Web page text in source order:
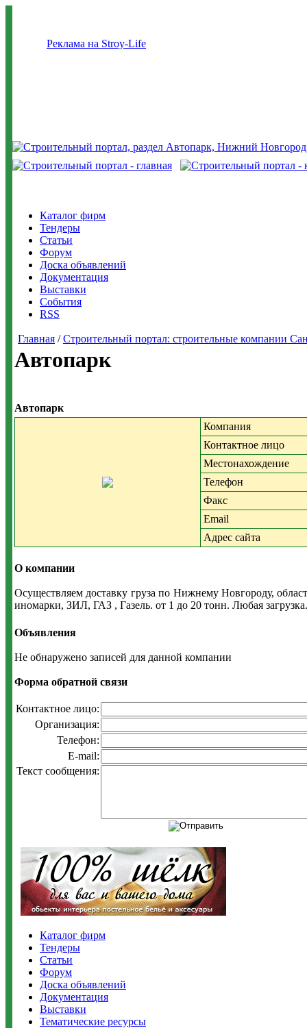
Реклама на Stroy-Life
Каталог фирм
Тендеры
Статьи
Форум
Доска объявлений
Документация
Выставки
События
RSS
Главная /Строительный портал: строительные компании
Автопарк
Автопарк
Компания
Контактное лицо
Местонахождение
Телефон
Факс
Email
Адрес сайта
О компании
Осуществляем доставку груза по Нижнему Новгороду,
иномарки, ЗИЛ, ГАЗ , Газель. от 1 до 20 тонн. Любая загрузка.
Объявления
Не обнаружено записей для данной компании
Форма обратной связи
Контактное лицо:
Организация:
Телефон:
E-mail:
Текст сообщения:
Каталог фирм
Тендеры
Статьи
Форум
Доска объявлений
Документация
Выставки
Тематические ресурсы